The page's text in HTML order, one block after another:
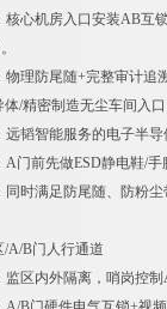
核心机房入口安装AB互
物理防尾随+完整审计追
/精密制造无尘车间入
远韬智能服务的电子半
A门前先做ESD静电鞋/
同时满足防尾随、防粉
A/B门人行通道
监区内外隔离，哨岗控